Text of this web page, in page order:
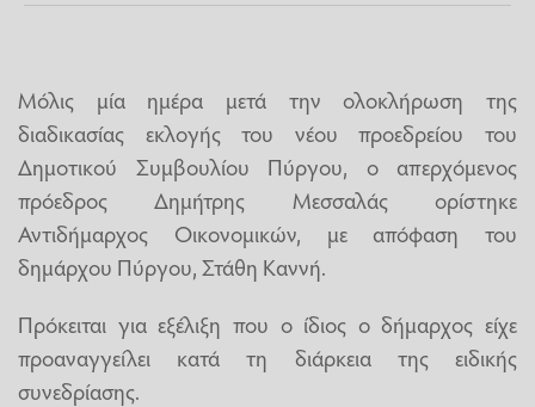
Μόλις μία ημέρα μετά την ολοκλήρωση της
διαδικασίας εκλογής του νέου προεδρείου του
Δημοτικού Συμβουλίου Πύργου, ο απερχόμενος
πρόεδρος Δημήτρης Μεσσαλάς ορίστηκε
Αντιδήμαρχος Οικονομικών, με απόφαση του
δημάρχου Πύργου, Στάθη Καννή.
Πρόκειται για εξέλιξη που ο ίδιος ο δήμαρχος είχε
προαναγγείλει κατά τη διάρκεια της ειδικής
συνεδρίασης.